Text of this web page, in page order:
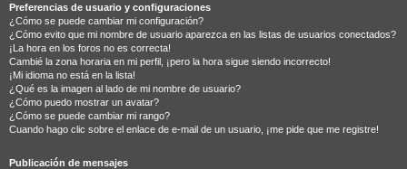
Preferencias de usuario y configuraciones
¿Cómo se puede cambiar mi configuración?
¿Cómo evito que mi nombre de usuario aparezca en las listas de usuarios conectados?
¡La hora en los foros no es correcta!
Cambié la zona horaria en mi perfil, ¡pero la hora sigue siendo incorrecto!
¡Mi idioma no está en la lista!
¿Qué es la imagen al lado de mi nombre de usuario?
¿Cómo puedo mostrar un avatar?
¿Cómo se puede cambiar mi rango?
Cuando hago clic sobre el enlace de e-mail de un usuario, ¡me pide que me registre!
Publicación de mensajes